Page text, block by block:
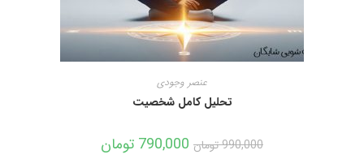
تحلیل کامل شخصیت
تومان 790,000تومان